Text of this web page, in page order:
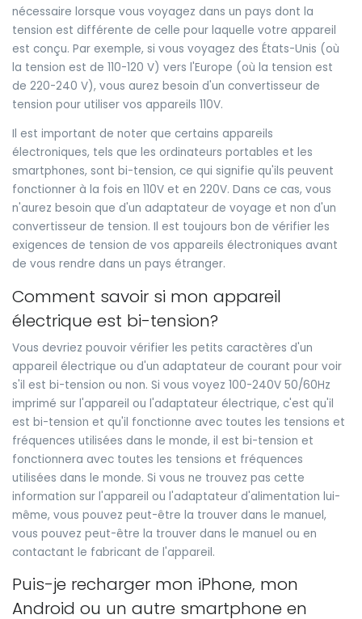
nécessaire lorsque vous voyagez dans un pays dont la
tension est différente de celle pour laquelle votre appareil
est conçu. Par exemple, si vous voyagez des États-Unis (où
la tension est de 110-120 V) vers l'Europe (où la tension est
de 220-240 V), vous aurez besoin d'un convertisseur de
tension pour utiliser vos appareils 110V.
Il est important de noter que certains appareils
électroniques, tels que les ordinateurs portables et les
smartphones, sont bi-tension, ce qui signifie qu'ils peuvent
fonctionner à la fois en 110V et en 220V. Dans ce cas, vous
n'aurez besoin que d'un adaptateur de voyage et non d'un
convertisseur de tension. Il est toujours bon de vérifier les
exigences de tension de vos appareils électroniques avant
de vous rendre dans un pays étranger.
Comment savoir si mon appareil
électrique est bi-tension?
Vous devriez pouvoir vérifier les petits caractères d'un
appareil électrique ou d'un adaptateur de courant pour voir
s'il est bi-tension ou non. Si vous voyez 100-240V 50/60Hz
imprimé sur l'appareil ou l'adaptateur électrique, c'est qu'il
est bi-tension et qu'il fonctionne avec toutes les tensions et
fréquences utilisées dans le monde, il est bi-tension et
fonctionnera avec toutes les tensions et fréquences
utilisées dans le monde. Si vous ne trouvez pas cette
information sur l'appareil ou l'adaptateur d'alimentation lui-
même, vous pouvez peut-être la trouver dans le manuel,
vous pouvez peut-être la trouver dans le manuel ou en
contactant le fabricant de l'appareil.
Puis-je recharger mon iPhone, mon
Android ou un autre smartphone en